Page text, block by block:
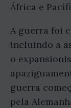
África e
A guerra foi
incluindo a
o
guerra
pela